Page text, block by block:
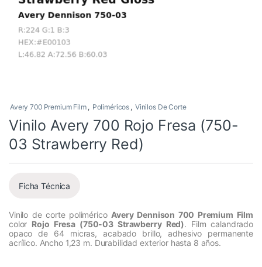
Avery 700 Premium Film , Poliméricos , Vinilos De Corte
Vinilo Avery 700 Rojo Fresa (750-
03 Strawberry Red)
Ficha Técnica
Vinilo de corte polimérico Avery Dennison 700 Premium Film
color Rojo Fresa (750-03 Strawberry Red). Film calandrado
opaco de 64 micras, acabado brillo, adhesivo permanente
acrílico. Ancho 1,23 m. Durabilidad exterior hasta 8 años.